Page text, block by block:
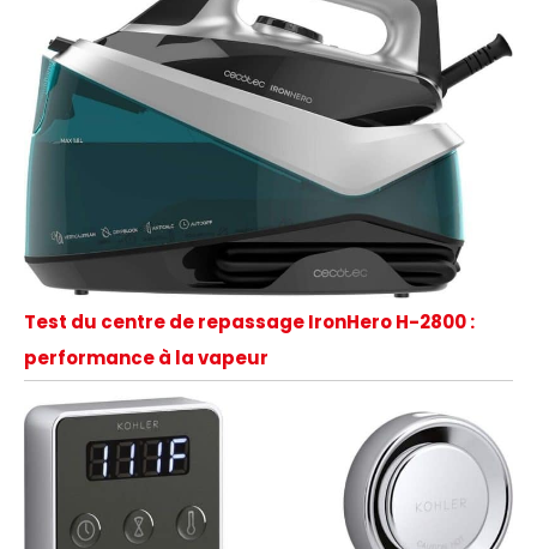
Test du centre de repassage IronHero H-2800 :
performance à la vapeur